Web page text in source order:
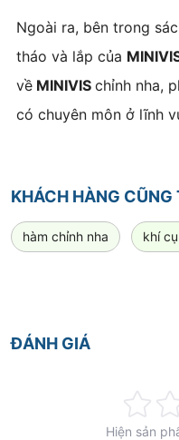
Ngoài ra, bên trong
tháo và lắp của
về MINIVIS chỉnh nha,
có chuyên môn ở lĩnh
KHÁCH HÀNG CŨNG
hàm chỉnh nha khí
ĐÁNH GIÁ
0%
Hiện sản